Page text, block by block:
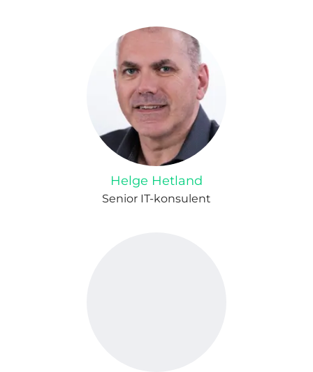
Helge Hetland
Senior IT-konsulent